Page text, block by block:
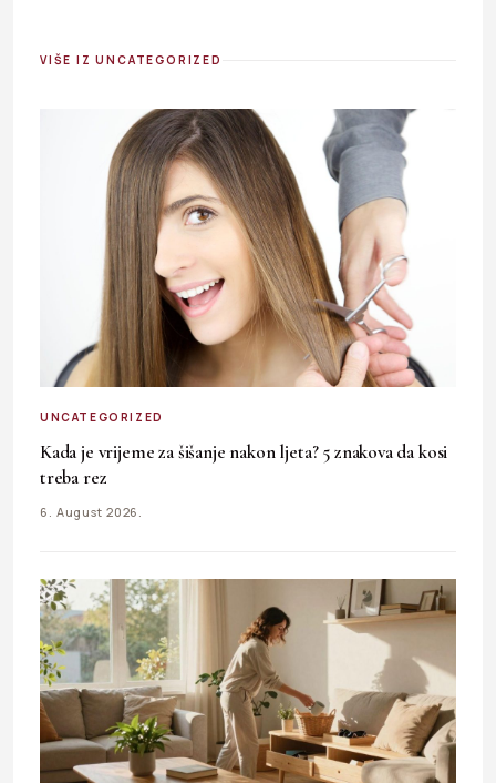
VIŠE IZ UNCATEGORIZED
UNCATEGORIZED
Kada je vrijeme za šišanje nakon ljeta? 5 znakova da kosi
treba rez
6. August 2026.